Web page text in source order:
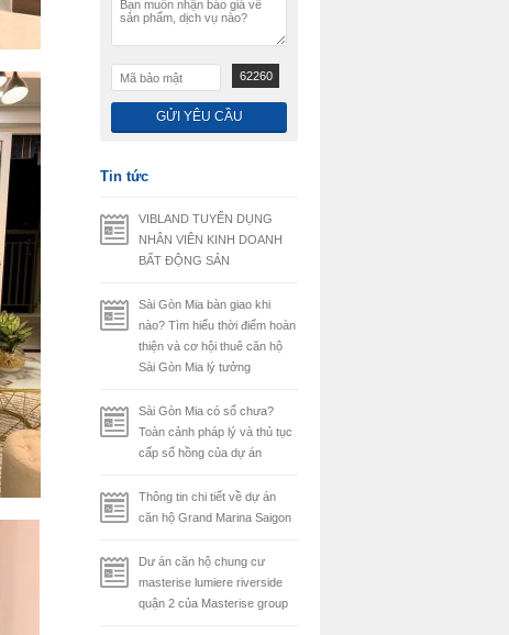
62260
Tin tức
VIBLAND TUYỂN DỤNG
NHÂN VIÊN KINH DOANH
BẤT ĐỘNG SẢN
Sài Gòn Mia bàn giao khi
nào? Tìm hiểu thời điểm hoàn
thiện và cơ hội thuê căn hộ
Sài Gòn Mia lý tưởng
Sài Gòn Mia có sổ chưa?
Toàn cảnh pháp lý và thủ tục
cấp sổ hồng của dự án
Thông tin chi tiết về dự án
căn hộ Grand Marina Saigon
Dư án căn hộ chung cư
masterise lumiere riverside
quận 2 của Masterise group